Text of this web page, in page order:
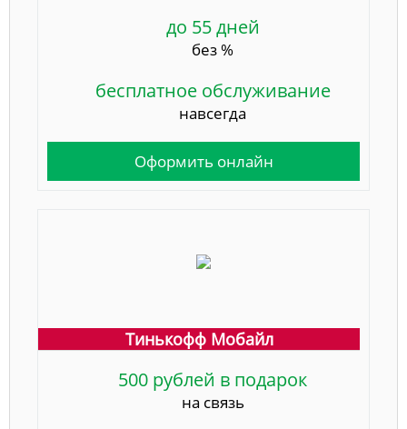
до 55 дней
без %
бесплатное обслуживание
навсегда
Оформить онлайн
Тинькофф Мобайл
500 рублей в подарок
на связь